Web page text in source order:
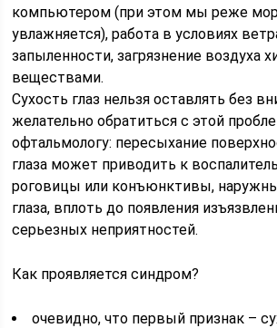
компьютером (при этом мы реже
увлажняется), работа в условиях
запыленности, загрязнение воздуха
веществами.
Сухость глаз нельзя оставлять без
желательно обратиться с этой
офтальмологу: пересыхание
глаза может приводить к
роговицы или конъюнктивы,
глаза, вплоть до появления
серьезных неприятностей.
Как проявляется синдром?
очевидно, что первый признак –